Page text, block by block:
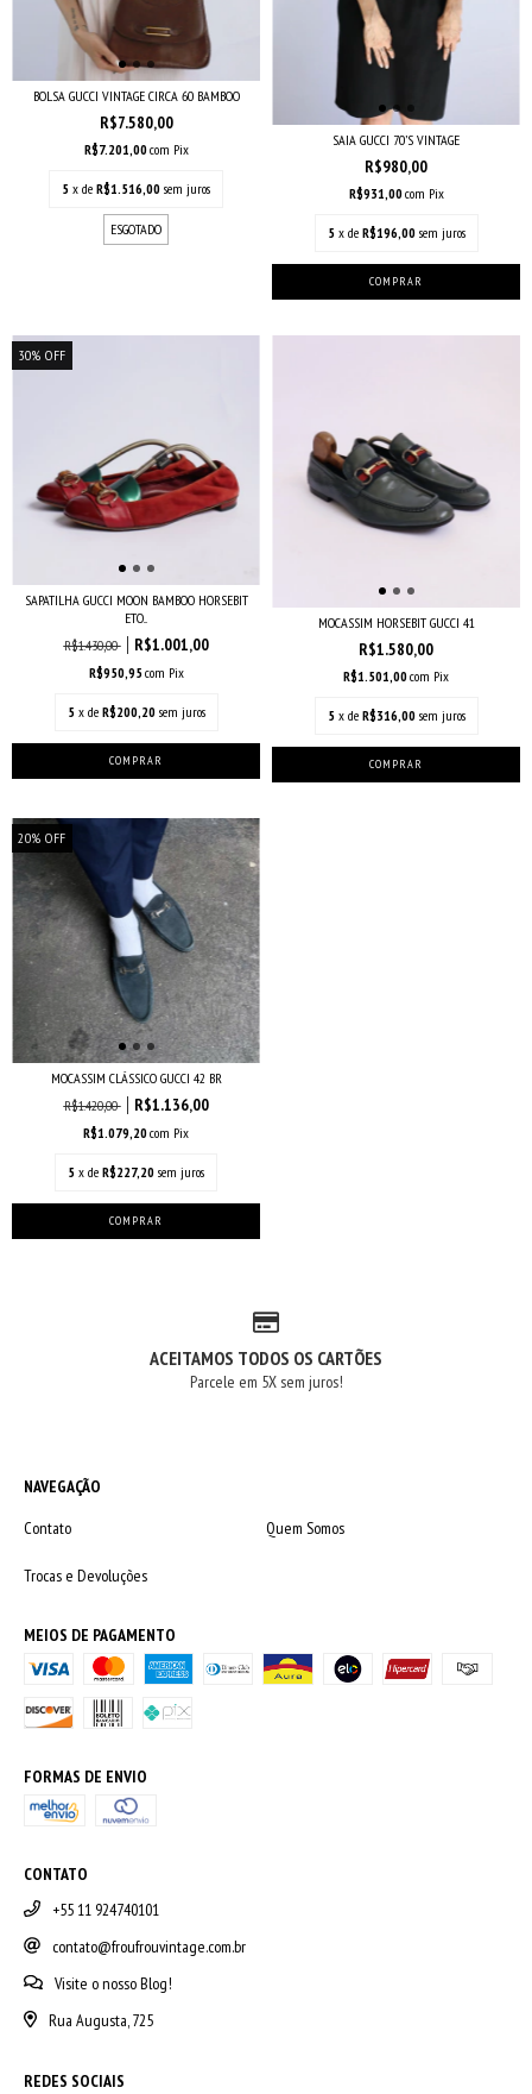
BOLSA GUCCI VINTAGE CIRCA 60 BAMBOO
R$7.580,00
R$7.201,00com Pix
5 x de R$1.516,00 sem juros
ESGOTADO
SAIA GUCCI 70’S VINTAGE
R$980,00
R$931,00com Pix
5 x de R$196,00 sem juros
30% OFF
SAPATILHA GUCCI MOON BAMBOO HORSEBIT
ETO...
R$1.430,00
R$1.001,00
R$950,95com Pix
5 x de R$200,20 sem juros
MOCASSIM HORSEBIT GUCCI 41
R$1.580,00
R$1.501,00com Pix
5 x de R$316,00 sem juros
20% OFF
MOCASSIM CLÁSSICO GUCCI 42 BR
R$1.420,00
R$1.136,00
R$1.079,20com Pix
5 x de R$227,20 sem juros
ACEITAMOS TODOS OS CARTÕES
Parcele em 5X sem juros!
NAVEGAÇÃO
Contato
Quem Somos
Trocas e Devoluções
MEIOS DE PAGAMENTO
FORMAS DE ENVIO
CONTATO
+55 11 924740101
contato@froufrouvintage.com.br
Visite o nosso Blog!
Rua Augusta, 725
REDES SOCIAIS